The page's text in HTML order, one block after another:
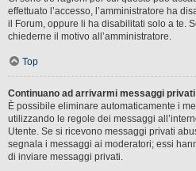
effettuato l’accesso, l’amministratore ha
il Forum, oppure li ha disabilitati solo a te.
chiederne il motivo all’amministratore.
Top
Continuano ad arrivarmi messaggi
È possibile eliminare automaticamente i
utilizzando le regole dei messaggi
Utente. Se si ricevono messaggi privati
segnala i messaggi ai moderatori; essi
di inviare messaggi privati​​.